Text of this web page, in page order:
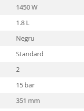
1450 W
1.8 L
Negru
Standard
2
15 bar
351 mm